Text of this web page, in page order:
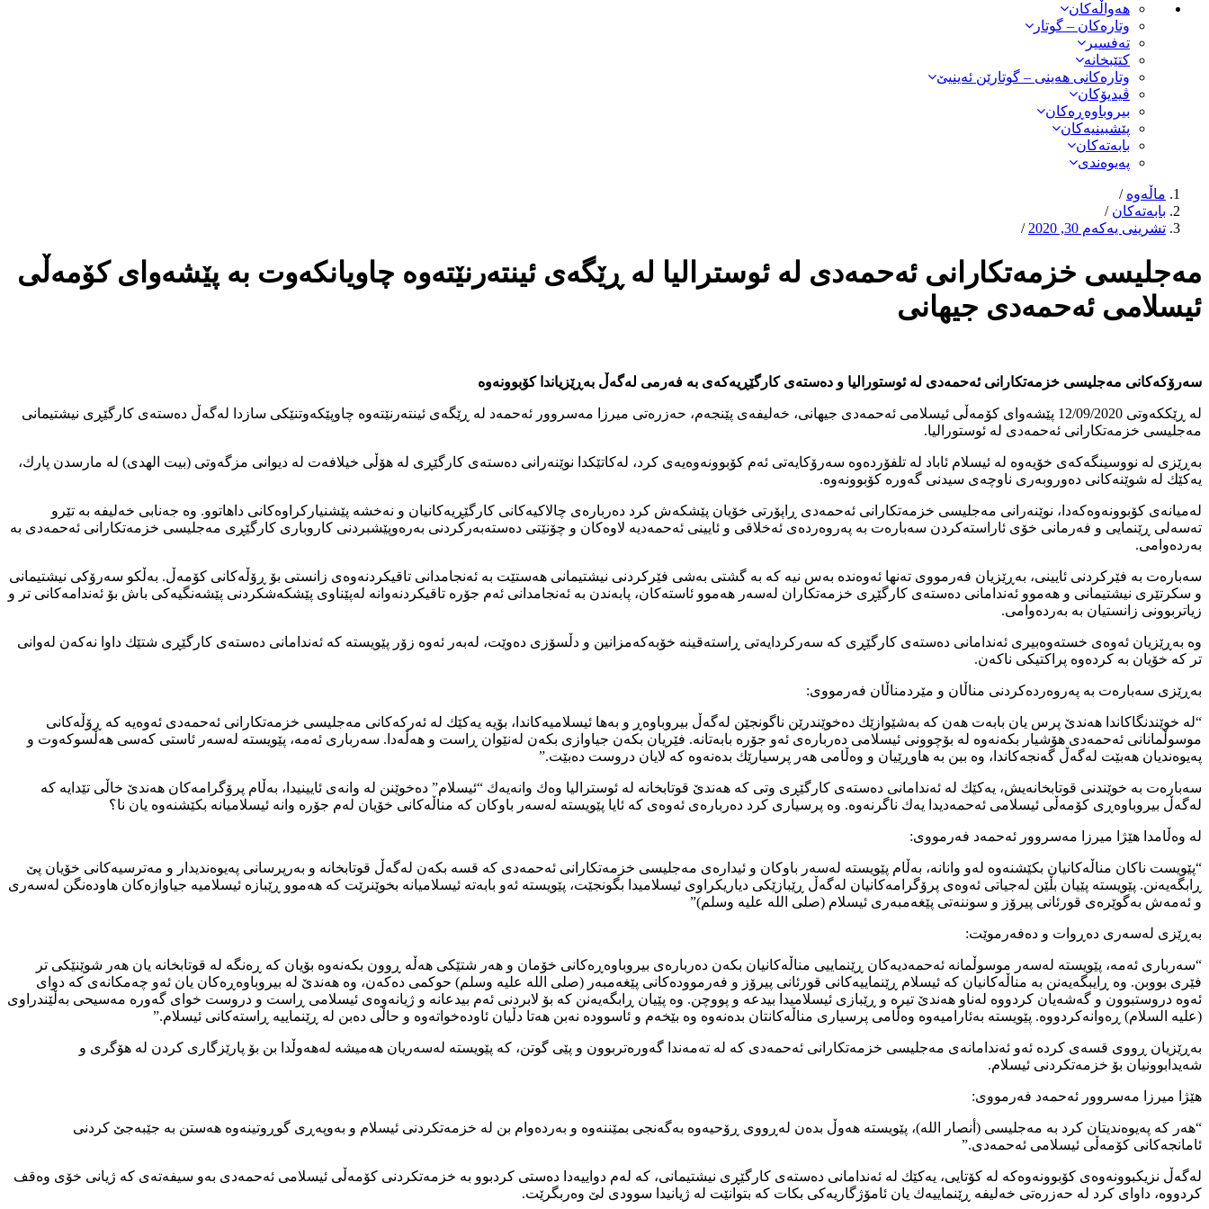
هەواڵەكان
وتارەکان – گوتار
تەفسیر
کتێبخانە
وتارەکانی هەینی – گوتارێن ئەینیێ
ڤیدیۆکان
بیروباوەڕەکان
پێشبینیەکان
بابەتەکان
پەیوەندی
ماڵەوە /
بابەتەکان /
تشرینی یەکەم 30, 2020
/
مەجلیسی خزمەتكارانی ئەحمەدی لە ئوسترالیا لە ڕێگەی ئينتەرنێتەوە چاویانكەوت بە پێشەوای كۆمەڵی
ئیسلامی ئەحمەدی جیھانی
سەرۆكەكانی مەجلیسی خزمەتكارانی ئەحمەدی لە ئوستورالیا و دەستەی كارگێڕیەكەی بە فەرمی لەگەڵ بەڕێزیاندا كۆبوونەوه
لە ڕێككەوتی 12/09/2020 پێشەوای كۆمەڵی ئیسلامی ئەحمەدی جیھانی، خەلیفەی پێنجەم، حەزرەتی میرزا مەسروور ئەحمەد لە ڕێگەی ئينتەرنێتەوە چاوپێكەوتنێكی سازدا لەگەڵ دەستەی كارگێڕی نیشتیمانی
مەجلیسی خزمەتكارانی ئەحمەدی لە ئوستورالیا.
بەڕێزی لە نووسینگەكەی خۆیەوە لە ئیسلام ئاباد لە تلفۆردەوە سەرۆكایەتی ئەم كۆبوونەوەیەی كرد، لەكاتێكدا نوێنەرانی دەستەی كارگێڕی لە هۆڵی خیلافەت لە دیوانی مزگەوتی (بیت الھدی) لە مارسدن پارك،
یەكێك لە شوێنەكانی دەوروبەری ناوچەی سیدنی گەورە كۆبوونەوه.
لەمیانەی كۆبوونەوەكەدا، نوێنەرانی مەجلیسی خزمەتكارانی ئەحمەدی ڕاپۆرتی خۆیان پێشكەش كرد دەربارەی چالاكیەكانی كارگێڕیەكانیان و نەخشە پێشنیاركراوەكانی داهاتوو. وە جەنابی خەلیفە بە تێرو
تەسەلی ڕێنمایی و فەرمانی خۆی ئاراستەكردن سەبارەت بە پەروەردەی ئەخلاقی و ئایینی ئەحمەدیە لاوەكان و چۆنێتی دەستەبەركردنی بەرەوپێشبردنی كاروباری كارگێڕی مەجلیسی خزمەتكارانی ئەحمەدی بە
بەردەوامی.
سەبارەت بە فێركردنی ئایینی، بەڕێزیان فەرمووی تەنھا ئەوەندە بەس نیە كە بە گشتی بەشی فێركردنی نیشتیمانى هەستێت بە ئەنجامدانی تاقیكردنەوەى زانستی بۆ ڕۆڵەكانی كۆمەڵ. بەڵكو سەرۆكی نیشتیمانی
و سكرتێری نیشتیمانی و هەموو ئەندامانی دەستەی كارگێڕی خزمەتكاران لەسەر هەموو ئاستەكان، پابەندن بە ئەنجامدانی ئەم جۆرە تاقیكردنەوانە لەپێناوی پێشكەشكردنی پێشەنگیەكی باش بۆ ئەندامەكانى تر و
زیاتربوونی زانستیان بە بەردەوامی.
وە بەڕێزیان ئەوەی خستەوەبیری ئەندامانی دەستەی كارگێڕی كە سەركردایەتی ڕاستەقینە خۆبەكەمزانین و دڵسۆزی دەوێت، لەبەر ئەوە زۆر پێویستە كە ئەندامانی دەستەی كارگێڕی شتێك داوا نەكەن لەوانی
تر كە خۆیان بە كردەوە پراكتیكی ناكەن.
بەڕێزی سەبارەت بە پەروەردەكردنی مناڵان و مێردمناڵان فەرمووی:
“لە خوێندنگاكاندا هەندێ پرس یان بابەت هەن كە بەشێوازێك دەخوێندرێن ناگونجێن لەگەڵ بیروباوەڕ و بەها ئیسلامیەكاندا، بۆیە یەكێك لە ئەركەكانی مەجلیسی خزمەتكارانی ئەحمەدی ئەوەیە كە ڕۆڵەكانی
موسوڵمانانی ئەحمەدی هۆشیار بكەنەوە لە بۆچوونی ئیسلامی دەربارەی ئەو جۆرە بابەتانه. فێریان بكەن جیاوازی بكەن لەنێوان ڕاست و هەڵەدا. سەرباری ئەمە، پێویستە لەسەر ئاستی كەسی هەڵسوكەوت و
پەیوەندیان هەبێت لەگەڵ گەنجەكاندا، وە ببن بە هاوڕێیان و وەڵامی هەر پرسیارێك بدەنەوە كە لایان دروست دەبێت.”
سەبارەت بە خوێندنی قوتابخانەیش، یەكێك لە ئەندامانی دەستەی كارگێڕی وتی كە هەندێ قوتابخانە لە ئوسترالیا وەك وانەیەك “ئیسلام” دەخوێنن لە وانەی ئایینیدا، بەڵام پرۆگرامەكان هەندێ خاڵی تێدایە كە
لەگەڵ بیروباوەڕی كۆمەڵی ئیسلامی ئەحمەدیدا یەك ناگرنەوە. وە پرسیاری كرد دەربارەی ئەوەی كە ئایا پێویستە لەسەر باوكان كە مناڵەكانی خۆیان لەم جۆرە وانە ئیسلامیانە بكێشنەوە یان نا؟
لە وەڵامدا هێژا میرزا مەسروور ئەحمەد فەرمووی:
“پێویست ناكان مناڵەكانیان بكێشنەوە لەو وانانە، بەڵام پێویستە لەسەر باوكان و ئیدارەی مەجلیسی خزمەتكارانی ئەحمەدی كە قسە بكەن لەگەڵ قوتابخانە و بەرپرسانی پەیوەندیدار و مەترسیەكانی خۆیان پێ
ڕابگەیەنن. پێویستە پێیان بڵێن لەجیاتی ئەوەی پرۆگرامەكانیان لەگەڵ ڕێبازێكی دیاریكراوی ئیسلامیدا بگونجێت، پێویستە ئەو بابەتە ئیسلامیانە بخوێنرێت كە هەموو ڕێبازە ئیسلامیه جیاوازەكان هاودەنگن لەسەری
و ئەمەش بەگوێرەی قورئانی پیرۆز و سوننەتی پێغەمبەری ئیسلام (صلى الله عليه وسلم)”
بەڕێزی لەسەری دەڕوات و دەفەرموێت:
“سەرباری ئەمە، پێویستە لەسەر موسوڵمانە ئەحمەدیەكان ڕێنماییی مناڵەكانیان بكەن دەربارەی بیروباوەڕەكانی خۆمان و هەر شتێكی هەڵە ڕوون بكەنەوە بۆیان كە ڕەنگە لە قوتابخانە یان هەر شوێنێكی تر
فێری بووبن. وە ڕایبگەیەنن بە مناڵەكانیان كە ئیسلام ڕێنماییەكانی قورئانی پیرۆز و فەرموودەكانی پێغەمبەر (صلى الله عليه وسلم) حوكمی دەكەن، وە هەندێ لە بیروباوەڕەكان یان ئەو چەمكانەی كە دوای
ئەوە دروستبوون و گەشەیان كردووە لەناو هەندێ تیرە و ڕێبازی ئیسلامیدا بیدعە و پووچن. وە پێیان ڕابگەیەنن كە بۆ لابردنی ئەم بیدعانە و ژیانەوەی ئیسلامی ڕاست و دروست خوای گەورە مەسیحی بەڵێندراوی
(عليه السلام) ڕەوانەكردووە. پێویستە بەئارامیەوە وەڵامی پرسیاری مناڵەكانتان بدەنەوە وە بێخەم و ئاسوودە نەبن هەتا دڵیان ئاودەخواتەوە و حاڵی دەبن لە ڕێنماییە ڕاستەكانی ئیسلام.”
بەڕێزیان ڕووی قسەی كردە ئەو ئەندامانەی مەجلیسی خزمەتكارانی ئەحمەدی كە لە تەمەندا گەورەتربوون و پێی گوتن، كە پێویستە لەسەریان هەمیشە لەهەوڵدا بن بۆ پارێزگاری كردن لە هۆگری و
شەیدابوونیان بۆ خزمەتكردنی ئیسلام.
هێژا میرزا مەسروور ئەحمەد فەرمووی:
“هەر كە پەیوەندیتان كرد بە مەجلیسی (أنصار الله)، پێویستە هەوڵ بدەن لەڕووی ڕۆحیەوە بەگەنجی بمێننەوە و بەردەوام بن لە خزمەتكردنی ئیسلام و بەوپەڕی گوڕوتینەوە هەستن بە جێبەجێ كردنی
ئامانجەكانی كۆمەڵی ئیسلامی ئەحمەدی.”
لەگەڵ نزیكبوونەوەی كۆبوونەوەكە لە كۆتایی، یەكێك لە ئەندامانی دەستەی كارگێڕی نیشتیمانی، كە لەم دواییەدا دەستی كردبوو بە خزمەتكردنی كۆمەڵی ئیسلامی ئەحمەدی بەو سیفەتەی كە ژیانی خۆی وەقف
كردووە، داوای كرد لە حەزرەتی خەلیفە ڕێنماییەك یان ئامۆژگاریەكی بكات كە بتوانێت لە ژیانیدا سوودی لێ وەربگرێت.